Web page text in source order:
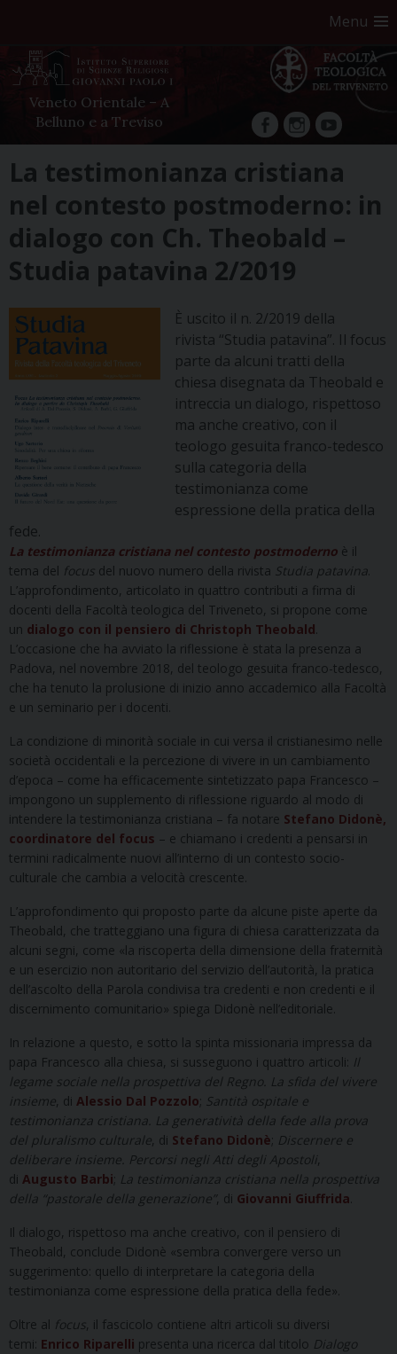
Menu
Veneto Orientale – A
Belluno e a Treviso
facebookInstagram
YouTube
content
La testimonianza cristiana
nel contesto postmoderno: in
dialogo con Ch. Theobald –
Studia patavina 2/2019
È uscito il n. 2/2019 della
rivista “Studia patavina”. Il focus
parte da alcuni tratti della
chiesa disegnata da Theobald e
intreccia un dialogo, rispettoso
ma anche creativo, con il
teologo gesuita franco-tedesco
sulla categoria della
testimonianza come
espressione della pratica della
fede.
La testimonianza cristiana nel contesto postmoderno è il
tema del focus del nuovo numero della rivista Studia patavina.
L’approfondimento, articolato in quattro contributi a firma di
docenti della Facoltà teologica del Triveneto, si propone come
un dialogo con il pensiero di Christoph Theobald.
L’occasione che ha avviato la riflessione è stata la presenza a
Padova, nel novembre 2018, del teologo gesuita franco-tedesco,
che ha tenuto la prolusione di inizio anno accademico alla Facoltà
e un seminario per i docenti.
La condizione di minorità sociale in cui versa il cristianesimo nelle
società occidentali e la percezione di vivere in un cambiamento
d’epoca – come ha efficacemente sintetizzato papa Francesco –
impongono un supplemento di riflessione riguardo al modo di
intendere la testimonianza cristiana – fa notare Stefano Didonè,
coordinatore del focus – e chiamano i credenti a pensarsi in
termini radicalmente nuovi all’interno di un contesto socio-
culturale che cambia a velocità crescente.
L’approfondimento qui proposto parte da alcune piste aperte da
Theobald, che tratteggiano una figura di chiesa caratterizzata da
alcuni segni, come «la riscoperta della dimensione della fraternità
e un esercizio non autoritario del servizio dell’autorità, la pratica
dell’ascolto della Parola condivisa tra credenti e non credenti e il
discernimento comunitario» spiega Didonè nell’editoriale.
In relazione a questo, e sotto la spinta missionaria impressa da
papa Francesco alla chiesa, si susseguono i quattro articoli: Il
legame sociale nella prospettiva del Regno. La sfida del vivere
insieme, di Alessio Dal Pozzolo; Santità ospitale e
testimonianza cristiana. La generatività della fede alla prova
del pluralismo culturale, di Stefano Didonè; Discernere e
deliberare insieme. Percorsi negli Atti degli Apostoli,
di Augusto Barbi; La testimonianza cristiana nella prospettiva
della “pastorale della generazione”, di Giovanni Giuffrida.
Il dialogo, rispettoso ma anche creativo, con il pensiero di
Theobald, conclude Didonè «sembra convergere verso un
suggerimento: quello di interpretare la categoria della
testimonianza come espressione della pratica della fede».
Oltre al focus, il fascicolo contiene altri articoli su diversi
temi: Enrico Riparelli presenta una ricerca dal titolo Dialogo